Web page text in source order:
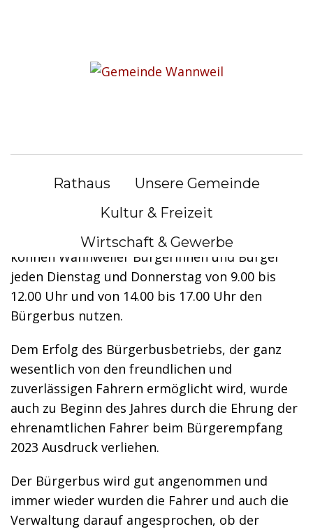
Rathaus
Unsere Gemeinde
Kultur & Freizeit
Wirtschaft & Gewerbe
Betrieb zum 1. Dezember 2023:
Im Februar 2018 startete der Bürgerbus
Wannweil seine Fahrt durch Wannweil. Seitdem
können Wannweiler Bürgerinnen und Bürger
jeden Dienstag und Donnerstag von 9.00 bis
12.00 Uhr und von 14.00 bis 17.00 Uhr den
Bürgerbus nutzen.
Dem Erfolg des Bürgerbusbetriebs, der ganz
wesentlich von den freundlichen und
zuverlässigen Fahrern ermöglicht wird, wurde
auch zu Beginn des Jahres durch die Ehrung der
ehrenamtlichen Fahrer beim Bürgerempfang
2023 Ausdruck verliehen.
Der Bürgerbus wird gut angenommen und
immer wieder wurden die Fahrer und auch die
Verwaltung darauf angesprochen, ob der